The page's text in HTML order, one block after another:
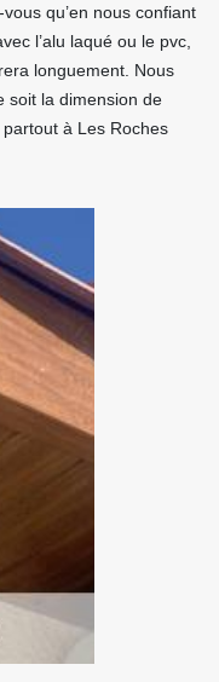
qu’en nous confiant
l’alu laqué ou le pvc,
longuement. Nous
soit la dimension de
à Les Roches